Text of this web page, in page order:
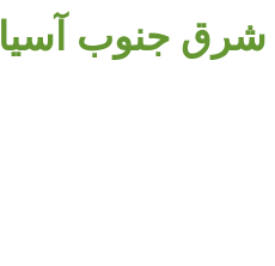
شرق جنوب آسيا